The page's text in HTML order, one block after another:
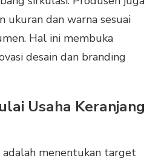
ukuran dan warna sesuai
Hal ini membuka
desain dan branding
Usaha Keranjang
adalah menentukan target